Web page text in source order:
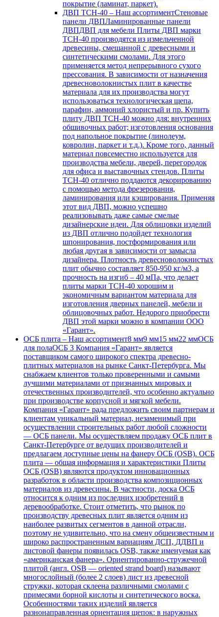
покрытие (ламинат, паркет).
ДВП ТСН-40 – Наш ассортиментСтеновые
панели ДВПЛаминированные панели
ДВПДВП для мебели Плиты ДВП марки
ТСН-40 производятся из измельченной
древесины, смешанной с древесными и
синтетическими смолами. Для этого
применяется метод непрерывного сухого
прессования. В зависимости от назначения
древесноволокнистых плит в качестве
материала для их производства могут
использоваться технологическая щепа,
парафин, аммоний хлористый и пр. Купить
плиту ДВП ТСН-40 можно для: внутренних
обшивочных работ; изготовления основания
под напольное покрытие (линолеум,
ковролин, паркет и т.д.). Кроме того, данный
материал повсеместно используется для
производства мебели, дверей, перегородок
для офиса и выставочных стендов. Плиты
ТСН-40 отлично поддаются декорированию
с помощью метода фрезерования,
ламинирования или кэширования. Применяя
этот вид ДВП, можно успешно
реализовывать даже самые смелые
дизайнерские идеи. Для облицовки изделий
из ДВП отлично подойдет технология
шпонирования, постформирования или
любая другая в зависимости от замысла
дизайнера. Плотность древесноволокнистых
плит обычно составляет 850-950 кг/м3, а
прочность на изгиб – 40 мПа, что делает
плиты марки ТСН-40 хорошим и
экономичным вариантом материала для
изготовления дверных панелей, мебели и
облицовочных работ. Недорого приобрести
ДВП этой марки можно в компании ООО
«Гарант».
ОСБ плита – Наш ассортимент8 мм9 мм15 мм22 ммОСБ
для полаОСБ 3 Компания «Гарант» является
поставщиком самого широкого спектра древесно-
плитных материалов на рынке Санкт-Петербурга. Мы
снабжаем клиентов только проверенными и самыми
лучшими материалами от признанных мировых и
отечественных производителей, что особенно актуально
при производстве корпусной и мягкой мебели.
Компания «Гарант» рада предложить своим партнерам и
клиентам уникальный материал, незаменимый при
осуществлении строительных работ любой сложности
— ОСБ панели. Мы осуществляем продажу ОСБ плит в
Санкт-Петербурге от ведущих производителей и
предлагаем доступные цены на фанеру ОСБ (OSB). ОСБ
плита — общая информация и характеристики Плиты
ОСБ (OSB) являются продуктом инновационных
разработок в области производства композиционных
материалов из древесины. В частности, доска ОСБ
относится к одним из последних изобретений в
деревообработке. Стоит отметить, что рынок по
производству древесных плит является одним из
наиболее развитых сегментов в данной отрасли,
поэтому не удивительно, что на смену общеизвестным и
широко распространенным вариациям ДСП, ДДВП и
листовой фанеры появилась OSB, также именуемая как
«американская фанера». Ориентированно-стружечной
плитой (англ. OSB — oriented strand board) называют
многослойный (более 2 слоев) лист из древесной
стружки, которая склеена различными смолами с
примесями борной кислоты и синтетического воска.
Особенностями таких изделий является
разнонаправленная ориентация щепок: в наружных